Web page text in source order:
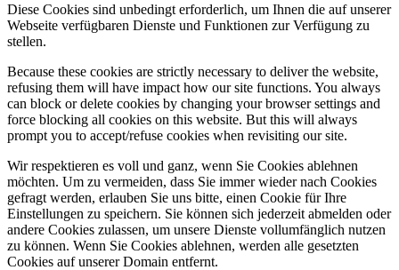
Diese Cookies sind unbedingt erforderlich, um Ihnen die auf unserer
Webseite verfügbaren Dienste und Funktionen zur Verfügung zu
stellen.
Because these cookies are strictly necessary to deliver the website,
refusing them will have impact how our site functions. You always
can block or delete cookies by changing your browser settings and
force blocking all cookies on this website. But this will always
prompt you to accept/refuse cookies when revisiting our site.
Wir respektieren es voll und ganz, wenn Sie Cookies ablehnen
möchten. Um zu vermeiden, dass Sie immer wieder nach Cookies
gefragt werden, erlauben Sie uns bitte, einen Cookie für Ihre
Einstellungen zu speichern. Sie können sich jederzeit abmelden oder
andere Cookies zulassen, um unsere Dienste vollumfänglich nutzen
zu können. Wenn Sie Cookies ablehnen, werden alle gesetzten
Cookies auf unserer Domain entfernt.